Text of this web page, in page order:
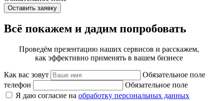
Оставить заявку
Всё покажем и дадим попробовать
Проведём презентацию наших сервисов и расскажем,
как эффективно применять в вашем бизнесе
Как вас зовут
Обязательное поле
телефон
Обязательное поле
Я даю согласие на обработку персональных данных